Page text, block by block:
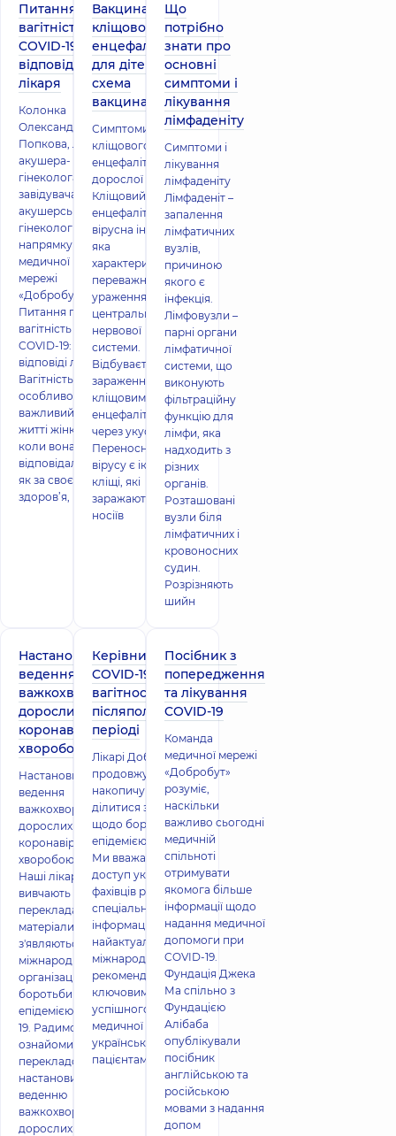
Питання про
вагітність та
COVID-19:
відповіді
лікаря
Колонка
Олександра
Попкова, лікаря
акушера-
гінеколога,
завідувача
акушерсько-
гінекологічного
напрямку
медичної
мережі
«Добробут»
Питання про
вагітність та
COVID-19:
відповіді лікаря
Вагітність - це
особливо
важливий час в
житті жінки,
коли вона
відповідальна
як за своє
здоров’я,
Вакцина від
кліщового
енцефаліту
для дітей:
схема
вакцинації
Симптоми
кліщового
енцефаліту у
дорослої людини
Кліщовий
енцефаліт (КЕ) –
вірусна інфекція,
яка
характеризується
переважним
ураженням
центральної
нервової
системи.
Відбувається
зараження
кліщовим
енцефалітом
через укус кліща.
Переносниками
вірусу є іксодові
кліщі, які
заражаються від
носіїв
Що
потрібно
знати про
основні
симптоми і
лікування
лімфаденіту
Симптоми і
лікування
лімфаденіту
Лімфаденіт –
запалення
лімфатичних
вузлів,
причиною
якого є
інфекція.
Лімфовузли –
парні органи
лімфатичної
системи, що
виконують
фільтраційну
функцію для
лімфи, яка
надходить з
різних
органів.
Розташовані
вузли біля
лімфатичних і
кровоносних
судин.
Розрізняють
шийн
Настанови з
ведення
важкохворих
дорослих з
коронавірусною
хворобою 2019
Настанови з
ведення
важкохворих
дорослих з
коронавірусною
хворобою 2019.
Наші лікарі пильно
вивчають та
перекладають
матеріали, що
з'являються від
міжнародних
організацій щодо
боротьби з
епідемією COVID-
19. Радимо
ознайомитися з
перекладом
настанови по
веденню
важкохворих
дорослих з
Керівництво з
COVID-19 під час
вагітності та в
післяпологовому
періоді
Лікарі Добробуту
продовжують
накопичувати та
ділитися знаннями
щодо боротьби з
епідемією COVID-19.
Ми вважаємо, що
доступ українських
фахівців різних
спеціальностей до
інформації про
найактуальніші
міжнародні
рекомендації є
ключовим для
успішного надання
медичної допомоги
українським
пацієнтам. Про
Посібник з
попередження
та лікування
COVID-19
Команда
медичної мережі
«Добробут»
розуміє,
наскільки
важливо сьогодні
медичній
спільноті
отримувати
якомога більше
інформації щодо
надання медичної
допомоги при
COVID-19.
Фундація Джека
Ма спільно з
Фундацією
Алібаба
опублікували
посібник
англійською та
російською
мовами з надання
допом